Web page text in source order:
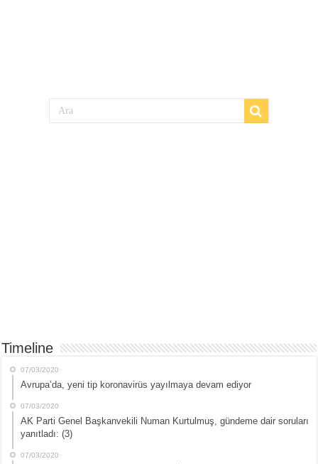
Timeline
07/03/2020
Avrupa’da, yeni tip koronavirüs yayılmaya devam ediyor
07/03/2020
AK Parti Genel Başkanvekili Numan Kurtulmuş, gündeme dair soruları
yanıtladı: (3)
07/03/2020